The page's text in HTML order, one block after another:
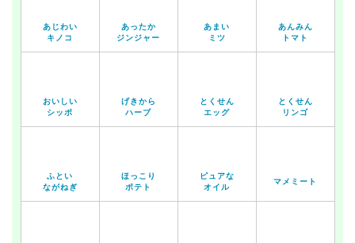
あじわい
キノコ
あったか
ジンジャー
あまい
ミツ
あんみん
トマト
おいしい
シッポ
げきから
ハーブ
とくせん
エッグ
とくせん
リンゴ
ふとい
ながねぎ
ほっこり
ポテト
ピュアな
オイル
マメミート